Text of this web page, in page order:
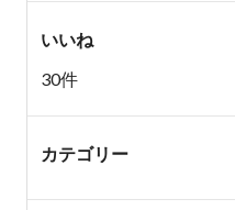
いいね
30件
カテゴリー